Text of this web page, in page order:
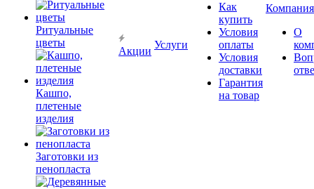
Ритуальные
цветы
Кашпо,
плетеные
изделия
Заготовки из
пенопласта
Акции
Услуги
Как
купить
Условия
оплаты
Условия
доставки
Гарантия
на товар
Компания
О